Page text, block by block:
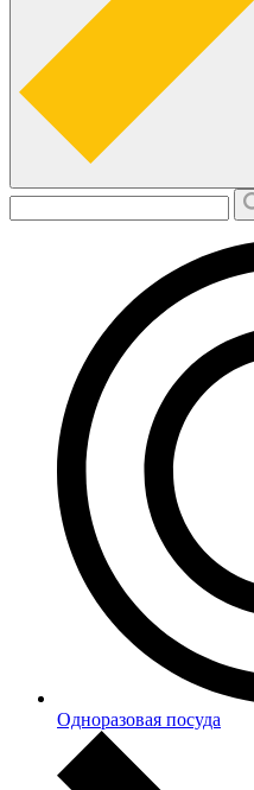
Одноразовая посуда